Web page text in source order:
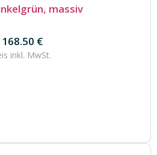
massiv
168.50 €
inkl. MwSt.